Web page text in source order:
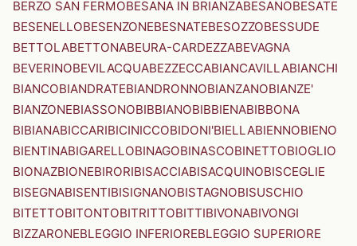
BERZO SAN FERMOBESANA IN BRIANZABESANOBESATE
BESENELLOBESENZONEBESNATEBESOZZOBESSUDE
BETTOLABETTONABEURA-CARDEZZABEVAGNA
BEVERINOBEVILACQUABEZZECCABIANCAVILLABIANCHI
BIANCOBIANDRATEBIANDRONNOBIANZANOBIANZE'
BIANZONEBIASSONOBIBBIANOBIBBIENABIBBONA
BIBIANABICCARIBICINICCOBIDONI'BIELLABIENNOBIENO
BIENTINABIGARELLOBINAGOBINASCOBINETTOBIOGLIO
BIONAZBIONEBIRORIBISACCIABISACQUINOBISCEGLIE
BISEGNABISENTIBISIGNANOBISTAGNOBISUSCHIO
BITETTOBITONTOBITRITTOBITTIBIVONABIVONGI
BIZZARONEBLEGGIO INFERIOREBLEGGIO SUPERIORE